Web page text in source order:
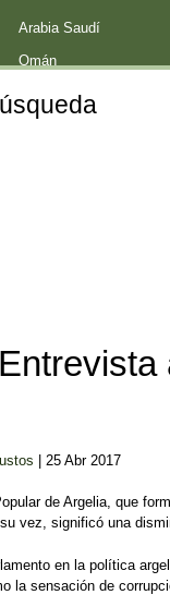
| 25 Abr 2017
de Argelia, que
vez, significó una
en la política
la sensación de
Palestina
Arabia Saudí
Omán